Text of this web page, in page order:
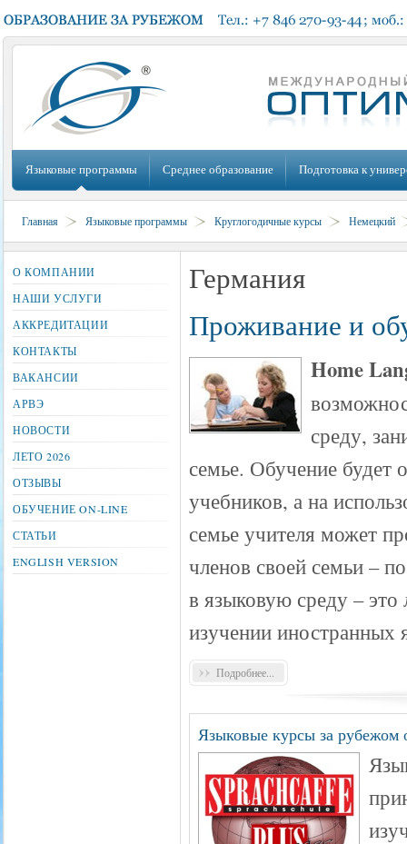
Языковые программы Среднее образование Подготовка к
Главная Языковые программы Круглогодичные курсы Немецкий
Германия
Проживание и
Home
среду,
семье. Обучение будет
учебников, а на
семье учителя может
членов своей семьи –
в языковую среду – это
изучении иностранных
Подробнее...
Языковые курсы за рубежом
О КОМПАНИИ
НАШИ УСЛУГИ
АККРЕДИТАЦИИ
КОНТАКТЫ
ВАКАНСИИ
АРВЭ
НОВОСТИ
ЛЕТО 2026
ОТЗЫВЫ
ОБУЧЕНИЕ ON-LINE
СТАТЬИ
ENGLISH VERSION